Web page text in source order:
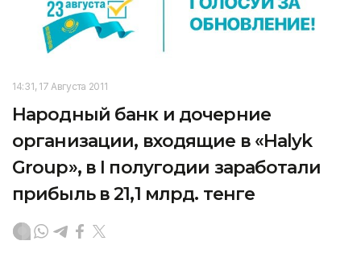
14:31, 17 Августа 2011
Народный банк и дочерние
организации, входящие в «Halyk
Grouр», в I полугодии заработали
прибыль в 21,1 млрд. тенге